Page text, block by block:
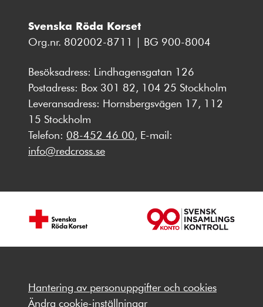
Svenska Röda Korset
Org.nr. 802002-8711 | BG 900-8004
Besöksadress: Lindhagensgatan 126
Postadress: Box 301 82, 104 25 Stockholm
Leveransadress: Hornsbergsvägen 17, 112
15 Stockholm
Telefon: 08-452 46 00, E-mail:
info@redcross.se
Hantering av personuppgifter och cookies
Ändra cookie-inställningar